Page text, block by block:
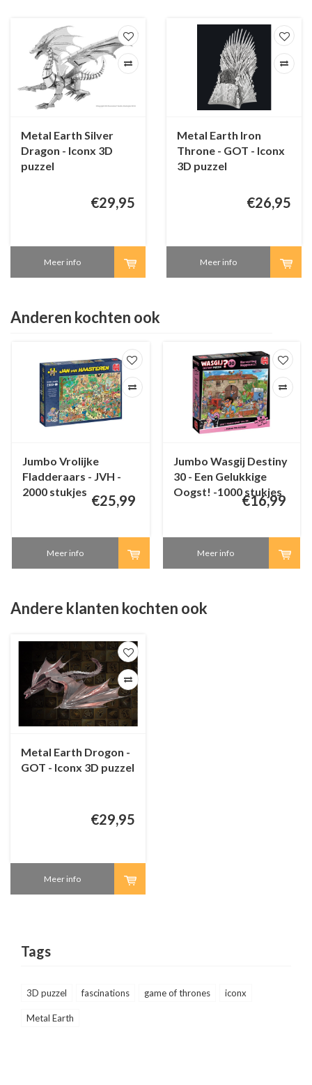
Metal Earth Silver
Dragon - Iconx 3D
puzzel
€29,95
Meer info
Metal Earth Iron
Throne - GOT - Iconx
3D puzzel
€26,95
Meer info
Anderen kochten ook
Jumbo Vrolijke
Fladderaars - JVH -
2000 stukjes
€25,99
Meer info
Jumbo Wasgij Destiny
30 - Een Gelukkige
Oogst! -1000 stukjes
€16,99
Meer info
Andere klanten kochten ook
Metal Earth Drogon -
GOT - Iconx 3D puzzel
€29,95
Meer info
Tags
3D puzzel fascinations game of thrones iconx
Metal Earth